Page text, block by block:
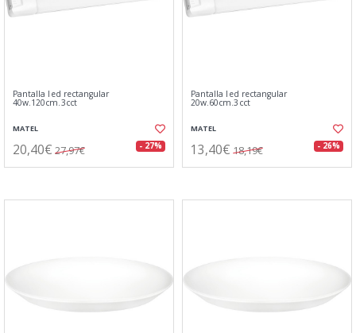
Pantalla led rectangular
40w.120cm.3cct
MATEL
20,40€ 27,97€ - 27%
Pantalla led rectangular
20w.60cm.3cct
MATEL
13,40€ 18,19€ - 26%